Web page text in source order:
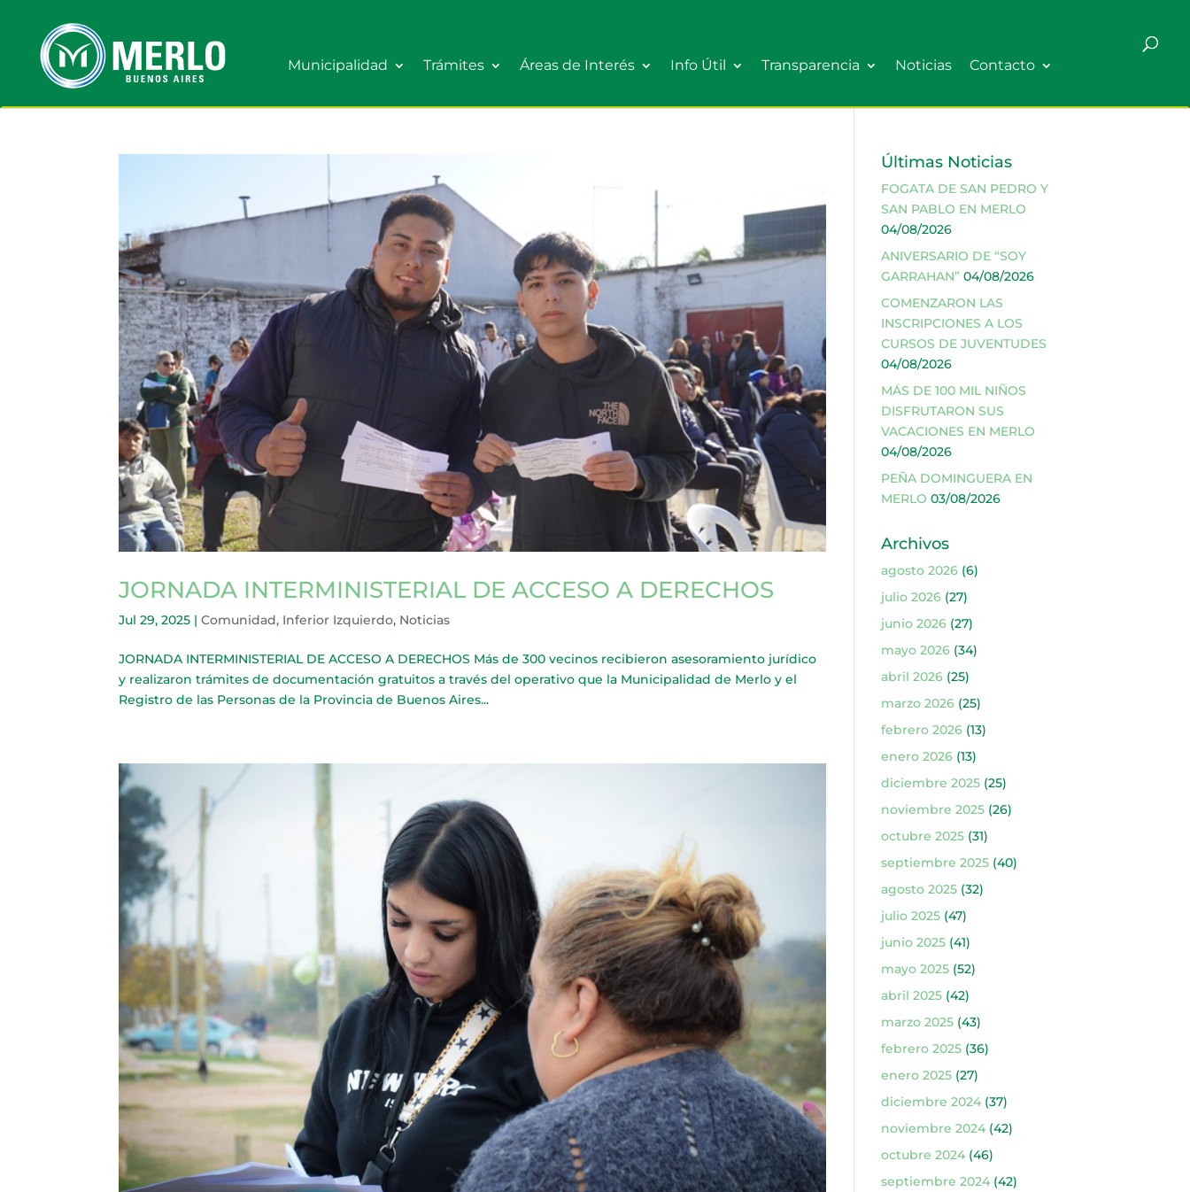
Municipalidad Trámites Áreas de Interés Info Útil Transparencia Noticias Contacto
JORNADA INTERMINISTERIAL DE ACCESO A DERECHOS
Jul 29, 2025 |Comunidad, Inferior Izquierdo, Noticias
JORNADA INTERMINISTERIAL DE ACCESO A DERECHOS Más de 300 vecinos recibieron asesoramiento jurídico
y realizaron trámites de documentación gratuitos a través del operativo que la Municipalidad de Merlo y el
Registro de las Personas de la Provincia de Buenos Aires...
Últimas Noticias
FOGATA DE SAN PEDRO Y
SAN PABLO EN MERLO
04/08/2026
ANIVERSARIO DE “SOY
GARRAHAN” 04/08/2026
COMENZARON LAS
INSCRIPCIONES A LOS
CURSOS DE JUVENTUDES
04/08/2026
MÁS DE 100 MIL NIÑOS
DISFRUTARON SUS
VACACIONES EN MERLO
04/08/2026
PEÑA DOMINGUERA EN
MERLO 03/08/2026
Archivos
agosto 2026(6)
julio 2026(27)
junio 2026(27)
mayo 2026(34)
abril 2026(25)
marzo 2026(25)
febrero 2026(13)
enero 2026(13)
diciembre 2025(25)
noviembre 2025(26)
octubre 2025(31)
septiembre 2025(40)
agosto 2025(32)
julio 2025(47)
junio 2025(41)
mayo 2025(52)
abril 2025(42)
marzo 2025(43)
febrero 2025(36)
enero 2025(27)
diciembre 2024(37)
noviembre 2024(42)
octubre 2024(46)
septiembre 2024(42)